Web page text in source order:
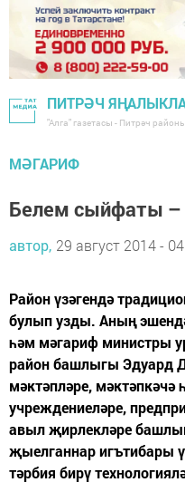
ПИТРӘЧ
"Алга" газетасы - Питрәч районы
МӘГАРИФ
Белем сыйфаты –
автор, 29 август 2014 -
Район үзәгендә
булып узды. Аның
һәм мәгариф министры
район башлыгы Эдуард
мәктәпләре, мәктәпкәчә
учреждениеләре,
авыл җирлекләре
җыелганнар игътибары
тәрбия бирү